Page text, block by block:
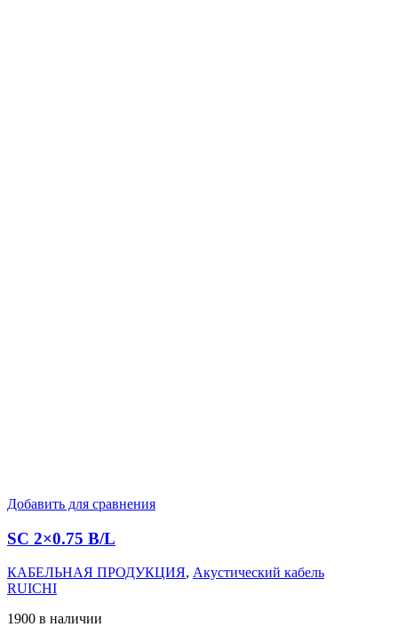
Добавить для сравнения
SC 2×0.75 B/L
КАБЕЛЬНАЯ ПРОДУКЦИЯ, Акустический кабель
RUICHI
1900 в наличии